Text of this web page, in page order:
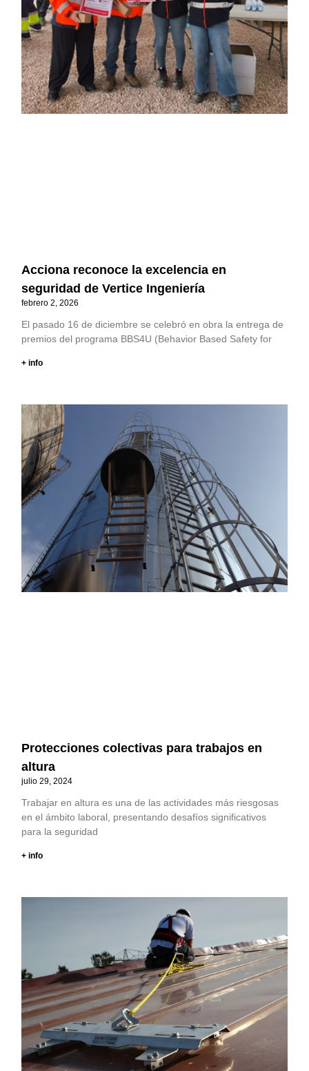
Acciona reconoce la excelencia en
seguridad de Vertice Ingeniería
febrero 2, 2026
El pasado 16 de diciembre se celebró en obra la entrega de
premios del programa BBS4U (Behavior Based Safety for
+ info
Protecciones colectivas para trabajos en
altura
julio 29, 2024
Trabajar en altura es una de las actividades más riesgosas
en el ámbito laboral, presentando desafíos significativos
para la seguridad
+ info